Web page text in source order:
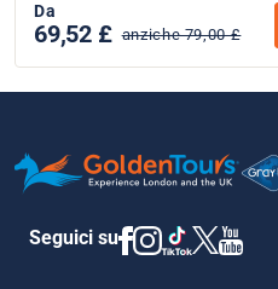
Da
69,52 £ anziche 79,00 £
Seguici su